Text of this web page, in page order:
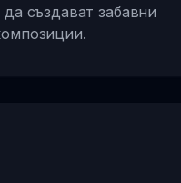
създават забавни